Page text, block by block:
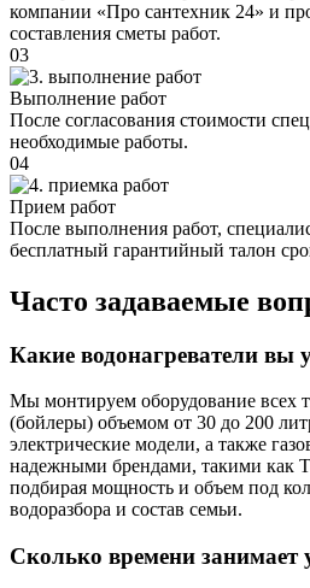
компании «Про сантехник 24» и
составления сметы работ.
03
Выполнение работ
После согласования стоимости
необходимые работы.
04
Прием работ
После выполнения работ,
бесплатный гарантийный талон
Часто задаваемые
Какие водонагреватели вы
Мы монтируем оборудование всех
(бойлеры) объемом от 30 до 200
электрические модели, а также
надежными брендами, такими как
подбирая мощность и объем под
водоразбора и состав семьи.
Сколько времени занимает